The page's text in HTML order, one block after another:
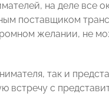
на деле все
поставщиком
желании, не
так и
встречу с